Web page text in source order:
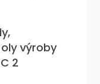
výroby
2